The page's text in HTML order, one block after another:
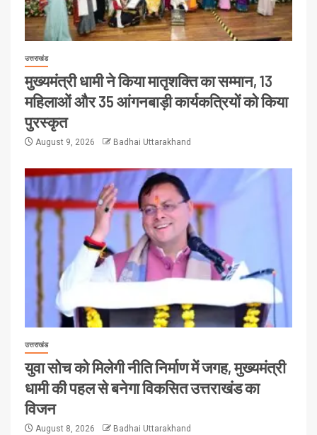
उत्तराखंड
मुख्यमंत्री धामी ने किया मातृशक्ति का सम्मान, 13
महिलाओं और 35 आंगनबाड़ी कार्यकत्रियों को किया
पुरस्कृत
August 9, 2026 Badhai Uttarakhand
उत्तराखंड
युवा सोच को मिलेगी नीति निर्माण में जगह, मुख्यमंत्री
धामी की पहल से बनेगा विकसित उत्तराखंड का
विजन
August 8, 2026 Badhai Uttarakhand